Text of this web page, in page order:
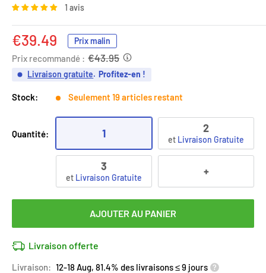
1 avis
Prix
réduit
€39.49 Prix malin
Prix recommandé : €43.95
Livraison gratuite. Profitez-en !
Stock: Seulement 19 articles restant
Quantité: 1 2
et Livraison Gratuite
3
et Livraison Gratuite +
AJOUTER AU PANIER
Livraison offerte
Livraison: 12-18 Aug, 81.4% des livraisons ≤ 9 jours